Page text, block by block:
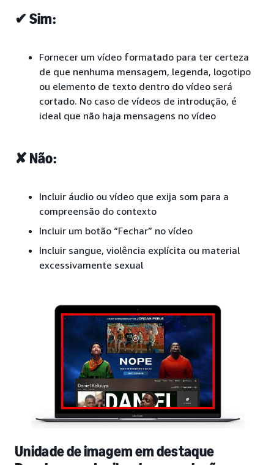
✔ Sim:
Fornecer um vídeo formatado para ter certeza
de que nenhuma mensagem, legenda, logotipo
ou elemento de texto dentro do vídeo será
cortado. No caso de vídeos de introdução, é
ideal que não haja mensagens no vídeo
✘ Não:
Incluir áudio ou vídeo que exija som para a
compreensão do contexto
Incluir um botão “Fechar” no vídeo
Incluir sangue, violência explícita ou material
excessivamente sexual
Unidade de imagem em destaque